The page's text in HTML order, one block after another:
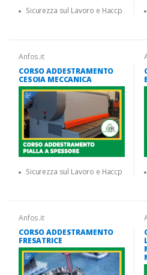
Sicurezza sul Lavoro e Haccp
Anfos.it
CORSO ADDESTRAMENTO
CESOIA MECCANICA
Sicurezza sul Lavoro e Haccp
Anfos.it
CORSO ADDESTRAMENTO
FRESATRICE